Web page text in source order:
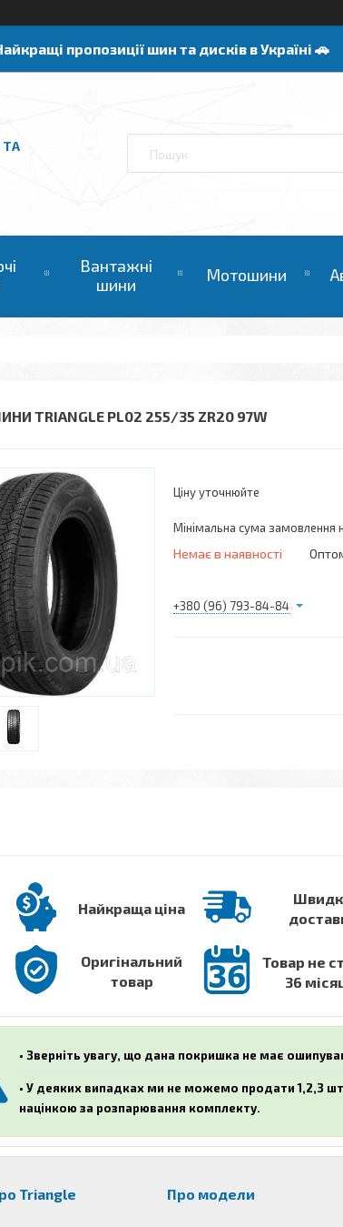
пропозиції шин та дисків в Україні 🚗
ТА
Вантажні
шини
Мотошини
TRIANGLE PL02 255/35 ZR20 97W
Ціну уточнюйте
Мінімальна сума замовлення
Немає в наявності
+380 (96) 793-84-84
Найкраща ціна
Оригінальний
товар
Товар не
36
• Зверніть увагу, що дана покришка не має
• У деяких випадках ми не можемо продати 1,2,3
націнкою за розпарювання комплекту.
Triangle Про модели